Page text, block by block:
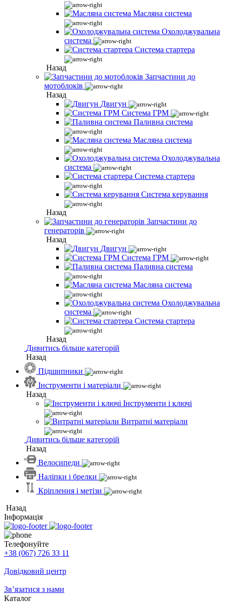
Масляна система
Охолоджувальна
система
Система стартера
Назад
Запчастини до
мотоблоків
Назад
Двигун
Система ГРМ
Паливна система
Масляна система
Охолоджувальна
система
Система стартера
Система керування
Назад
Запчастини до
генераторів
Назад
Двигун
Система ГРМ
Паливна система
Масляна система
Охолоджувальна
система
Система стартера
Назад
Дивитись більше категорій
Назад
Підшипники
Інструменти і матеріали
Назад
Інструменти і ключі
Витратні матеріали
Дивитись більше категорій
Назад
Велосипеди
Наліпки і брелки
Кріплення і метізи
Назад
Інформація
Телефонуйте
+38 (067) 726 33 11
Довідковий центр
Зв’язатися з нами
Каталог